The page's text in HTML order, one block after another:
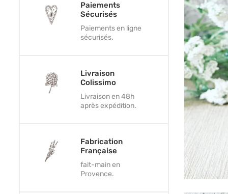
Paiements
Sécurisés
Paiements en ligne
sécurisés.
Livraison
Colissimo
Livraison en 48h
après expédition.
Fabrication
Française
fait-main en
Provence.